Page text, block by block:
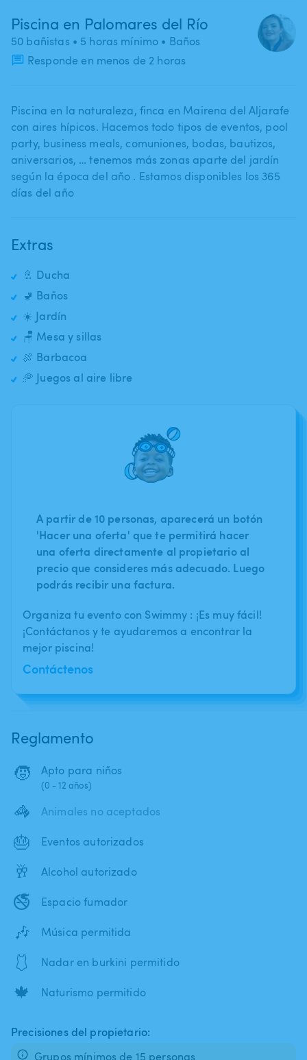
Almensilla (S40) . Todo tipo de
eventos
Piscina en Palomares del Río
50 bañistas • 5 horas mínimo • Baños
Responde en menos de 2 horas
Piscina en la naturaleza​,​ finca en Mairena del Aljarafe
con aires hípicos. Hacemos todo tipos de eventos​,​ pool
party​,​ business meals​,​ comuniones​,​ bodas​,​ bautizos​,​
aniversarios​,​ … tenemos más zonas aparte del jardín
según la época del año . Estamos disponibles los 365
días del año
Extras
🚿 Ducha
🚽 Baños
☀️ Jardín
🪑 Mesa y sillas
🍖 Barbacoa
🥏 Juegos al aire libre
A partir de 10 personas, aparecerá un botón
'Hacer una oferta' que te permitirá hacer
una oferta directamente al propietario al
precio que consideres más adecuado. Luego
podrás recibir una factura.
Organiza tu evento con Swimmy : ¡Es muy fácil!
¡Contáctanos y te ayudaremos a encontrar la
mejor piscina!
Contáctenos
Reglamento
🧒 Apto para niños
(0 - 12 años)
🦓 Animales no aceptados
🎂 Eventos autorizados
🥂 Alcohol autorizado
🚭 Espacio fumador
🎶 Música permitida
🩱 Nadar en burkini permitido
🍁 Naturismo permitido
Precisiones del propietario:
Grupos mínimos de 15 personas